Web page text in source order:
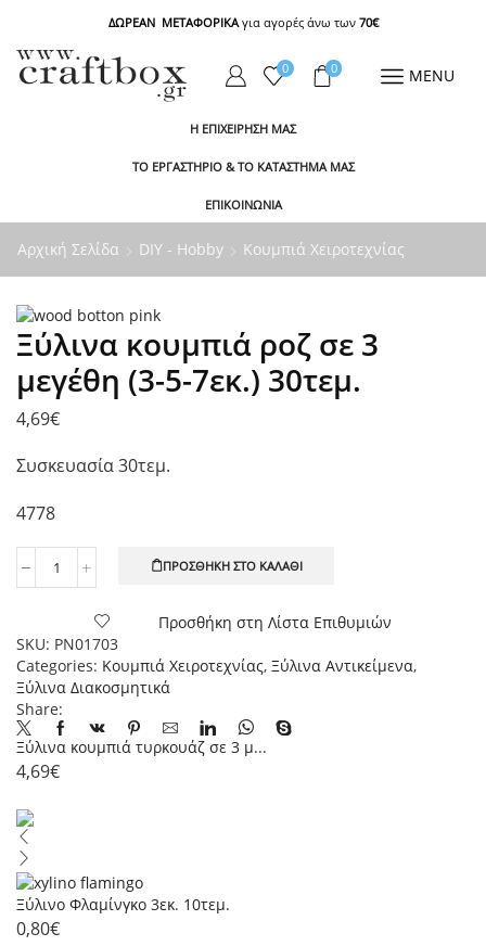
ΔΩΡΕΑΝ ΜΕΤΑΦΟΡΙΚΑγια αγορές άνω των 70€
0 0 MENU
Η ΕΠΙΧΕΙΡΗΣΗ ΜΑΣ
ΤΟ ΕΡΓΑΣΤΗΡΙΟ & ΤΟ ΚΑΤΑΣΤΗΜΑ ΜΑΣ
ΕΠΙΚΟΙΝΩΝΙΑ
Αρχική Σελίδα DIY - Hobby Κουμπιά Χειροτεχνίας
Ξύλινα κουμπιά ροζ σε 3
μεγέθη (3-5-7εκ.) 30τεμ.
4,69€
Συσκευασία 30τεμ.
4778
Ξύλινα
σε
3
μεγέθη
(3-
5-
7εκ.)
30τεμ.
ΠΡΟΣΘΉΚΗ ΣΤΟ ΚΑΛΆΘΙ
Προσθήκη στη Λίστα Επιθυμιών
SKU: PN01703
Categories: Κουμπιά Χειροτεχνίας, Ξύλινα Αντικείμενα,
Ξύλινα Διακοσμητικά
Share:
Ξύλινα κουμπιά τυρκουάζ σε 3 μ...
4,69€
Ξύλινο Φλαμίνγκο 3εκ. 10τεμ.
0,80€